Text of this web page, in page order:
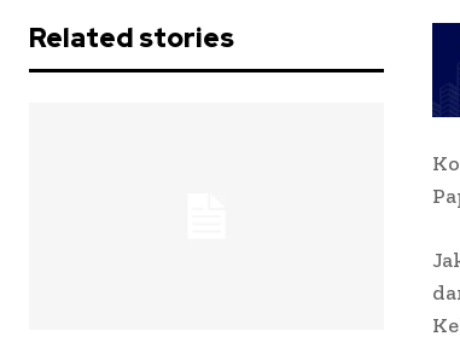
Related stories